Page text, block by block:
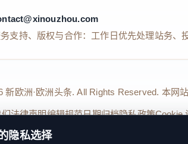
支持、版权与合作：工作日优先处理站务、
新欧洲·欧洲头条. All Rights Reserved. 本网
们法律声明编辑规范日期归档隐私政策Cookie
隐私选择